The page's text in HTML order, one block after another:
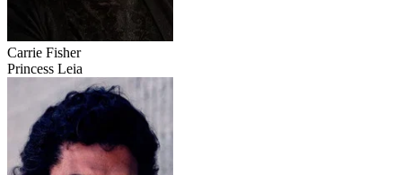
Carrie Fisher
Princess Leia